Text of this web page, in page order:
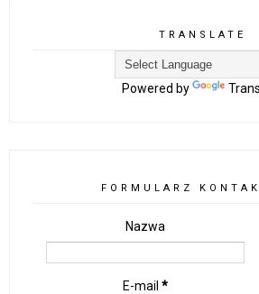
TRANSLATE
Powered by
FORMULARZ
Nazwa
E-mail *